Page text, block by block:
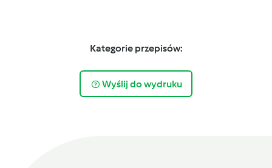
Kategorie przepisów:
Wyślij do wydruku